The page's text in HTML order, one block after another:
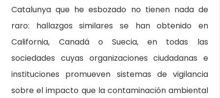
Catalunya que he esbozado no tienen nada de
raro: hallazgos similares se han obtenido en
California, Canadá o Suecia, en todas las
sociedades cuyas organizaciones ciudadanas e
instituciones promueven sistemas de vigilancia
sobre el impacto que la contaminación ambiental